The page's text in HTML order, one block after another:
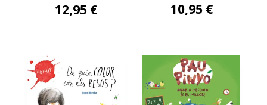
12,95 € 10,95 €